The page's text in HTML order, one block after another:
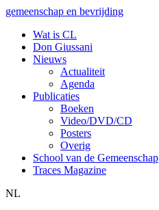
gemeenschap en bevrijding
Wat is CL
Don Giussani
Nieuws
Actualiteit
Agenda
Publicaties
Boeken
Video/DVD/CD
Posters
Overig
School van de Gemeenschap
Traces Magazine
NL